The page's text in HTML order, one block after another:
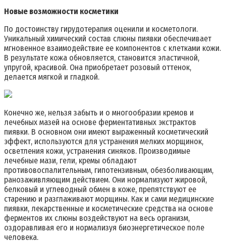
Новые возможности косметики
По достоинству гирудотерапия оценили и косметологи.
Уникальный химический состав слюны пиявки обеспечивает
мгновенное взаимодействие ее компонентов с клетками кожи.
В результате кожа обновляется, становится эластичной,
упругой, красивой. Она приобретает розовый оттенок,
делается мягкой и гладкой.
Конечно же, нельзя забыть и о многообразии кремов и
лечебных мазей на основе ферментативных экстрактов
пиявки. В основном они имеют выраженный косметический
эффект, используются для устранения мелких морщинок,
осветления кожи, устранения синяков. Производимые
лечебные мази, гели, кремы обладают
противовоспалительным, гипотензивным, обезболивающим,
ранозаживляющим действием. Они нормализуют жировой,
белковый и углеводный обмен в коже, препятствуют ее
старению и разглаживают морщины. Как и сами медицинские
пиявки, лекарственные и косметические средства на основе
ферментов их слюны воздействуют на весь организм,
оздоравливая его и нормализуя биоэнергетическое поле
человека.